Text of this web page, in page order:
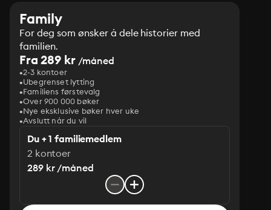
Family
For deg som ønsker å dele historier med
familien.
Fra 289 kr/måned
2-3 kontoer
Ubegrenset lytting
Familiens førstevalg
Over 900 000 bøker
Nye eksklusive bøker hver uke
Avslutt når du vil
Du + 1 familiemedlem
2 kontoer
289 kr /måned